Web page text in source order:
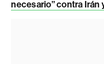
necesario” contra Irán